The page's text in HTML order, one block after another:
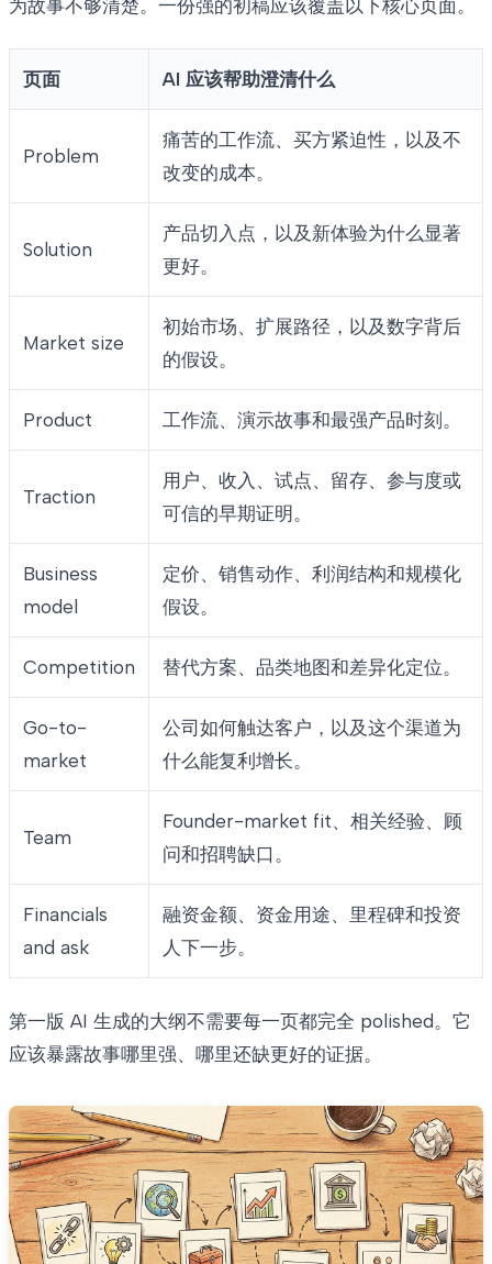
为故事不够清楚。一份强的初稿应该覆盖以下核心页面。
页面 AI 应该帮助澄清什么
Problem
痛苦的工作流、买方紧迫性，以及不
改变的成本。
Solution
产品切入点，以及新体验为什么显著
更好。
Market size
初始市场、扩展路径，以及数字背后
的假设。
Product 工作流、演示故事和最强产品时刻。
Traction
用户、收入、试点、留存、参与度或
可信的早期证明。
Business
model
定价、销售动作、利润结构和规模化
假设。
Competition 替代方案、品类地图和差异化定位。
Go-to-
market
公司如何触达客户，以及这个渠道为
什么能复利增长。
Team
Founder-market fit、相关经验、顾
问和招聘缺口。
Financials
and ask
融资金额、资金用途、里程碑和投资
人下一步。
第一版 AI 生成的大纲不需要每一页都完全 polished。它
应该暴露故事哪里强、哪里还缺更好的证据。